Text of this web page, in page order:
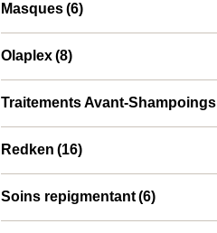
Masques(6)
Olaplex(8)
Traitements Avant-Shampoings
⁠⁠Redken (16)
Soins repigmentant(6)